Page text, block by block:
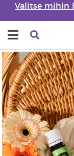
Valitse mihin